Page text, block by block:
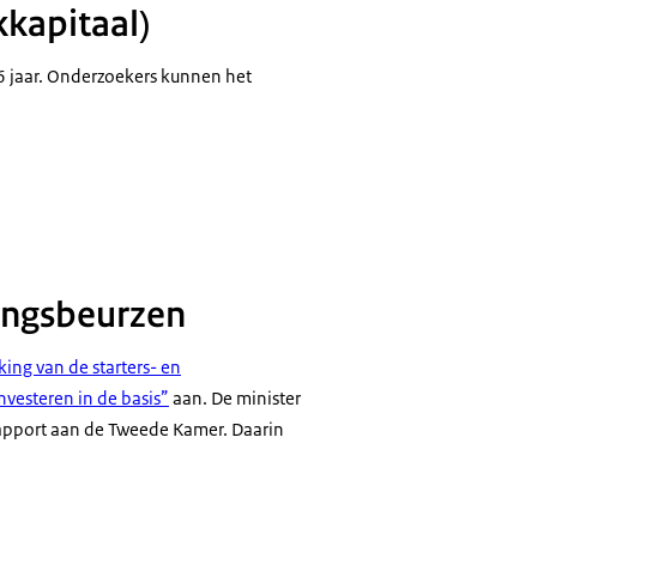
jaar. Onderzoekers kunnen het
van de starters- en
in de basis” aan. De minister
aan de Tweede Kamer. Daarin